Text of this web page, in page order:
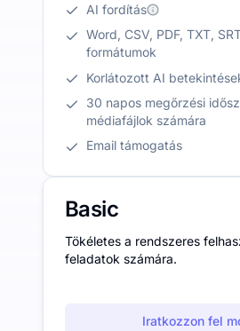
AI fordítás
Word, CSV, PDF, TXT,
formátumok
Korlátozott AI
30 napos megőrzési
médiafájlok számára
Email támogatás
Basic
Tökéletes a rendszeres
feladatok számára.
Iratkozzon fel